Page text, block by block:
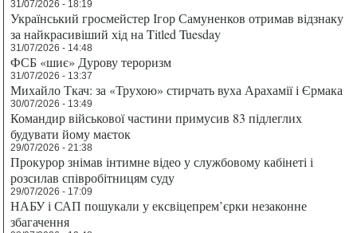
31/07/2026 - 18:19
Український гросмейстер Ігор Самуненков отримав відзнаку
за найкрасивіший хід на Titled Tuesday
31/07/2026 - 14:48
ФСБ «шиє» Дурову тероризм
31/07/2026 - 13:37
Михайло Ткач: за «Трухою» стирчать вуха Арахамії і Єрмака
30/07/2026 - 13:49
Командир військової частини примусив 83 підлеглих
будувати йому маєток
29/07/2026 - 21:38
Прокурор знімав інтимне відео у службовому кабінеті і
розсилав співробітницям суду
29/07/2026 - 17:09
НАБУ і САП пошукали у ексвіцепрем’єрки незаконне
збагачення